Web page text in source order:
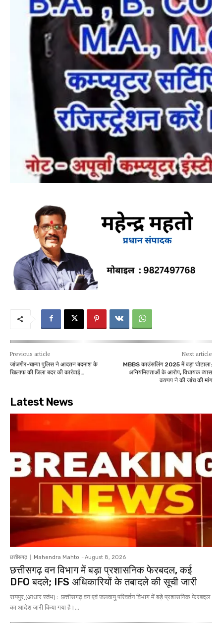
Previous article
जांजगीर-चाम्पा पुलिस ने आदतन बदमाश के
खिलाफ की जिला बदर की कार्रवाई…
Next article
MBBS काउंसलिंग 2025 में बड़ा घोटाला:
अनियमितताओं के आरोप, विधायक व्यास
कश्यप ने की जांच की मांग
Latest News
छत्तीसगढ़ Mahendra Mahto - August 8, 2026
छत्तीसगढ़ वन विभाग में बड़ा प्रशासनिक फेरबदल, कई
DFO बदले; IFS अधिकारियों के तबादले की सूची जारी
रायपुर,(आधार स्तंभ) : छत्तीसगढ़ वन एवं जलवायु परिवर्तन विभाग में बड़े प्रशासनिक फेरबदल
का आदेश जारी किया गया है।...